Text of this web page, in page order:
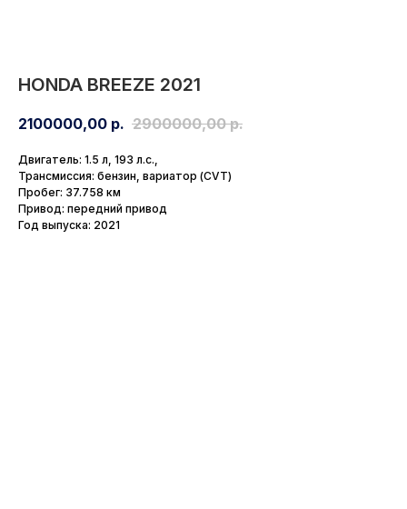
HONDA BREEZE 2021
2100000,00 р. 2900000,00 р.
Двигатель: 1.5 л, 193 л.с.,
Трансмиссия: бензин, вариатор (CVT)
Пробег: 37.758 км
Привод: передний привод
Год выпуска: 2021